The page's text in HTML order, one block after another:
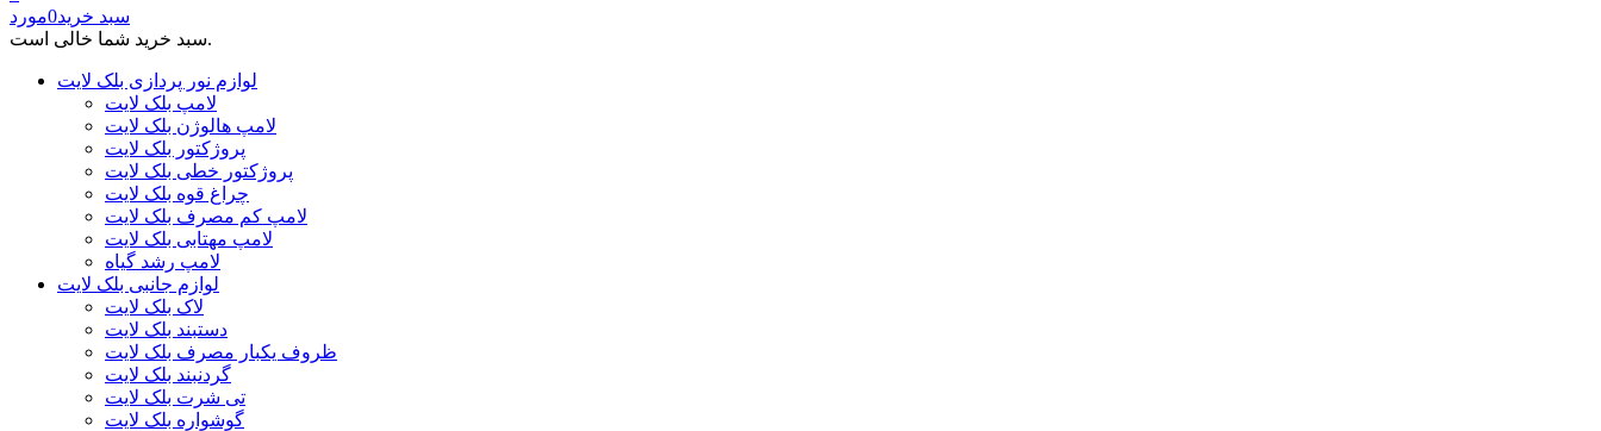
سبد خرید0مورد
سبد خرید شما خالی است.
لوازم نور پردازی بلک لایت
لامپ بلک لایت
لامپ هالوژن بلک لایت
پروژکتور بلک لایت
پروژکتور خطی بلک لایت
چراغ قوه بلک لایت
لامپ کم مصرف بلک لایت
لامپ مهتابی بلک لایت
لامپ رشد گیاه
لوازم جانبی بلک لایت
لاک بلک لایت
دستبند بلک لایت
ظروف یکبار مصرف بلک لایت
گردنبند بلک لایت
تی شرت بلک لایت
گوشواره بلک لایت